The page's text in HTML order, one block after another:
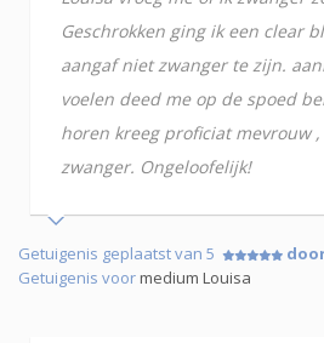
Geschrokken ging ik een clear
aangaf niet zwanger te zijn.
voelen deed me op de spoed
horen kreeg proficiat mevrouw
zwanger. Ongeloofelijk!
Getuigenis geplaatst van 5
Getuigenis voormedium Louisa